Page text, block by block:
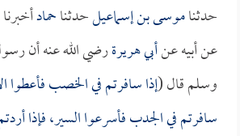
حدثناموسى بن إسماعيلحدثناحمادأخبرنا
عن أبيه عنأبي هريرةرضي الله عنه أن
وسلم قال (إذا سافرتم في الخصب فأعطوا
سافرتم في الجدب فأسرعوا السير، فإذا